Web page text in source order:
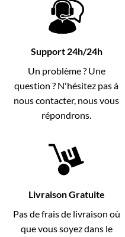
Support 24h/24h
Un problème ? Une
question ? N'hésitez pas à
nous contacter, nous vous
répondrons.
Livraison Gratuite
Pas de frais de livraison où
que vous soyez dans le